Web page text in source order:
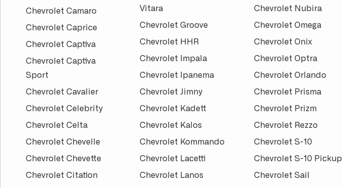
Chevrolet Camaro
Chevrolet Caprice
Chevrolet Captiva
Chevrolet Captiva
Sport
Chevrolet Cavalier
Chevrolet Celebrity
Chevrolet Celta
Chevrolet Chevelle
Chevrolet Chevette
Chevrolet Citation
Vitara
Chevrolet Groove
Chevrolet HHR
Chevrolet Impala
Chevrolet Ipanema
Chevrolet Jimny
Chevrolet Kadett
Chevrolet Kalos
Chevrolet Kommando
Chevrolet Lacetti
Chevrolet Lanos
Chevrolet Nubira
Chevrolet Omega
Chevrolet Onix
Chevrolet Optra
Chevrolet Orlando
Chevrolet Prisma
Chevrolet Prizm
Chevrolet Rezzo
Chevrolet S-10
Chevrolet S-10 Pickup
Chevrolet Sail